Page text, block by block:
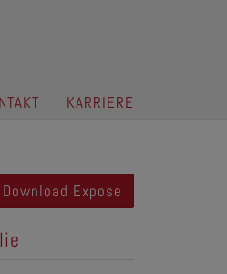
KARRIERE
Download Expose